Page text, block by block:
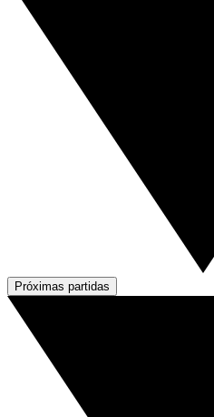
Próximas partidas